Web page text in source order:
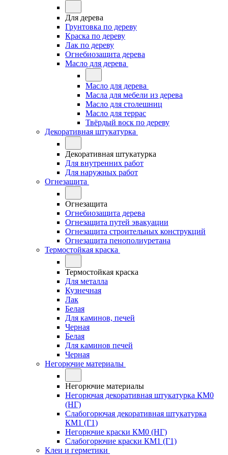
Для дерева
Грунтовка по дереву
Краска по дереву
Лак по дереву
Огнебиозащита дерева
Масло для дерева
Масло для дерева
Масла для мебели из дерева
Масло для столешниц
Масло для террас
Твёрдый воск по дереву
Декоративная штукатурка
Декоративная штукатурка
Для внутренних работ
Для наружных работ
Огнезащита
Огнезащита
Огнебиозащита дерева
Огнезащита путей эвакуации
Огнезащита строительных конструкций
Огнезащита пенополиуретана
Термостойкая краска
Термостойкая краска
Для металла
Кузнечная
Лак
Белая
Для каминов, печей
Черная
Белая
Для каминов печей
Черная
Негорючие материалы
Негорючие материалы
Негорючая декоративная штукатурка КМ0
(НГ)
Слабогорючая декоративная штукатурка
КМ1 (Г1)
Негорючие краски КМ0 (НГ)
Слабогорючие краски КМ1 (Г1)
Клеи и герметики